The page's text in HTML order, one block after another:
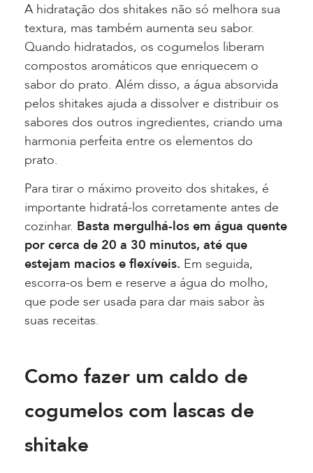
A hidratação dos shitakes não só melhora sua
textura, mas também aumenta seu sabor.
Quando hidratados, os cogumelos liberam
compostos aromáticos que enriquecem o
sabor do prato. Além disso, a água absorvida
pelos shitakes ajuda a dissolver e distribuir os
sabores dos outros ingredientes, criando uma
harmonia perfeita entre os elementos do
prato.
Para tirar o máximo proveito dos shitakes, é
importante hidratá-los corretamente antes de
cozinhar. Basta mergulhá-los em água quente
por cerca de 20 a 30 minutos, até que
estejam macios e flexíveis. Em seguida,
escorra-os bem e reserve a água do molho,
que pode ser usada para dar mais sabor às
suas receitas.
Como fazer um caldo de
cogumelos com lascas de
shitake